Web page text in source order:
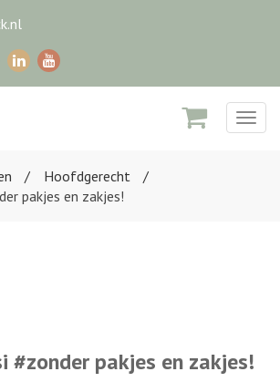
Hoofdgerecht
pakjes en zakjes!
#zonder pakjes en zakjes!